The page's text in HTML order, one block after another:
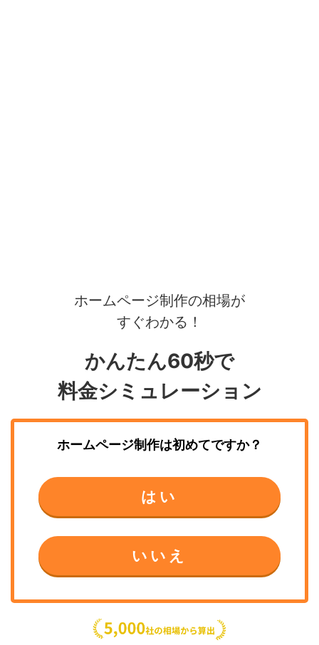
ホームページ制作の相場が
すぐわかる！
かんたん60秒で
料金シミュレーション
ホームページ制作は初めてですか？
はい
いいえ